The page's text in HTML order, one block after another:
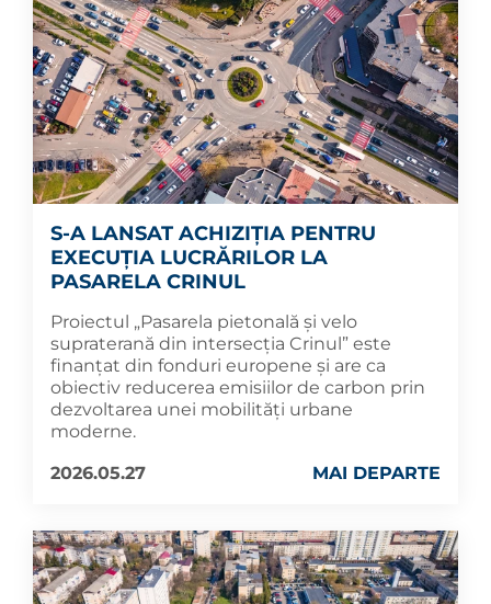
S-A LANSAT ACHIZIȚIA PENTRU
EXECUȚIA LUCRĂRILOR LA
PASARELA CRINUL
Proiectul „Pasarela pietonală și velo
supraterană din intersecția Crinul” este
finanțat din fonduri europene și are ca
obiectiv reducerea emisiilor de carbon prin
dezvoltarea unei mobilități urbane
moderne.
2026.05.27
MAI DEPARTE